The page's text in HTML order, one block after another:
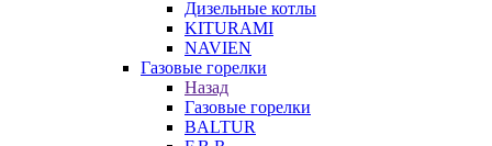
Дизельные котлы
KITURAMI
NAVIEN
Газовые горелки
Назад
Газовые горелки
BALTUR